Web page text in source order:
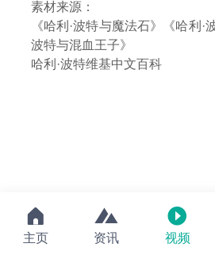
素材来源：
《哈利·波特与魔法石》《哈利·
波特与混血王子》
哈利·波特维基中文百科

主页

资讯

视频